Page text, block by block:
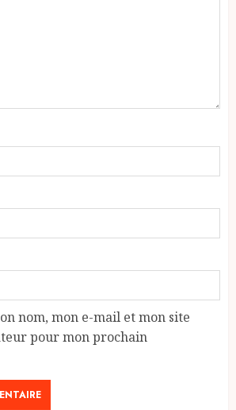
nom, mon e-mail et mon site
pour mon prochain